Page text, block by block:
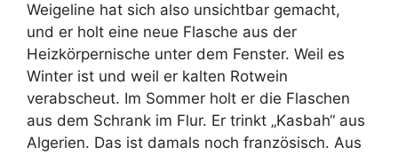
Weigeline hat sich also unsichtbar gemacht,
und er holt eine neue Flasche aus der
Heizkörpernische unter dem Fenster. Weil es
Winter ist und weil er kalten Rotwein
verabscheut. Im Sommer holt er die Flaschen
aus dem Schrank im Flur. Er trinkt „Kasbah“ aus
Algerien. Das ist damals noch französisch. Aus